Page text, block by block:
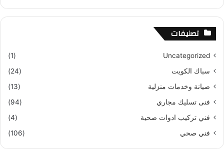
تصنيفات
Uncategorized
(1)
سباك الكويت
(24)
صيانة وخدمات منزلية
(13)
فنى تسليك مجاري
(94)
فني تركيب ادوات صحية
(4)
فني صحي
(106)